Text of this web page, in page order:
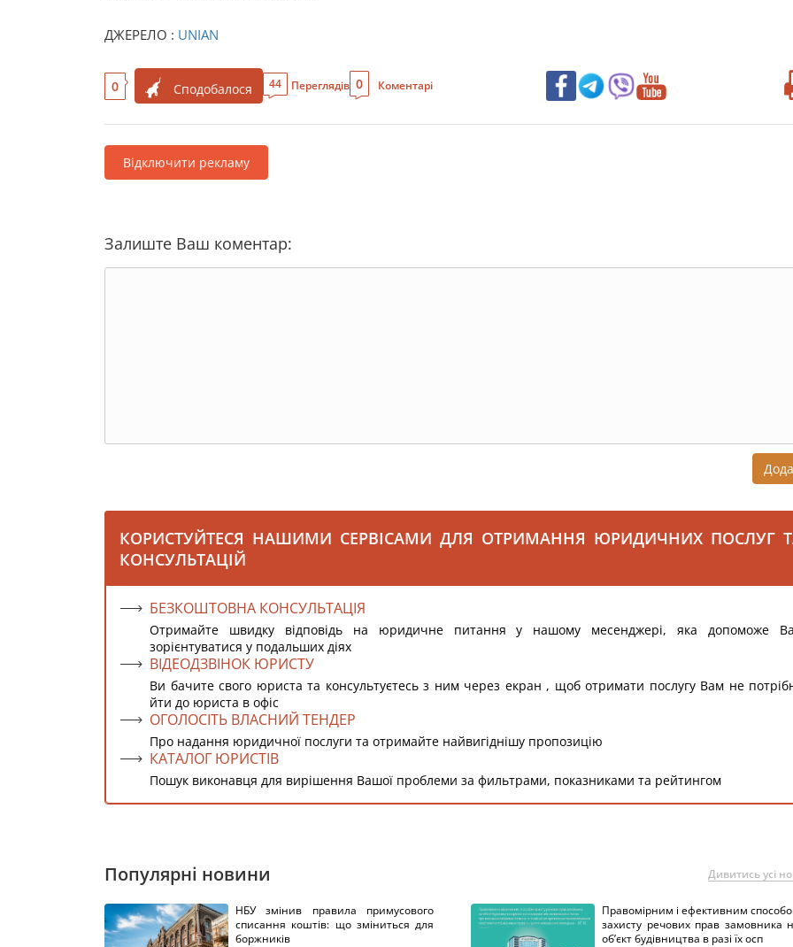
ДЖЕРЕЛО : UNIAN
0 Сподобалося 44 Переглядів 0 Коментарі
Відключити рекламу
Залиште Ваш коментар:
КОРИСТУЙТЕСЯ НАШИМИ СЕРВІСАМИ ДЛЯ ОТРИМАННЯ ЮРИДИЧНИХ ПОСЛУГ
КОНСУЛЬТАЦІЙ
БЕЗКОШТОВНА КОНСУЛЬТАЦІЯ
Отримайте швидку відповідь на юридичне питання у нашому месенджері, яка допоможе
зорієнтуватися у подальших діях
ВІДЕОДЗВІНОК ЮРИСТУ
Ви бачите свого юриста та консультуєтесь з ним через екран , щоб отримати послугу Вам не
йти до юриста в офіс
ОГОЛОСІТЬ ВЛАСНИЙ ТЕНДЕР
Про надання юридичної послуги та отримайте найвигіднішу пропозицію
КАТАЛОГ ЮРИСТІВ
Пошук виконавця для вирішення Вашої проблеми за фильтрами, показниками та рейтингом
Популярні новини Дивитись усі
НБУ змінив правила примусового
списання коштів: що зміниться для
боржників
Правомірним і ефективним
захисту речових прав замовника
об’єкт будівництва в разі їх осп